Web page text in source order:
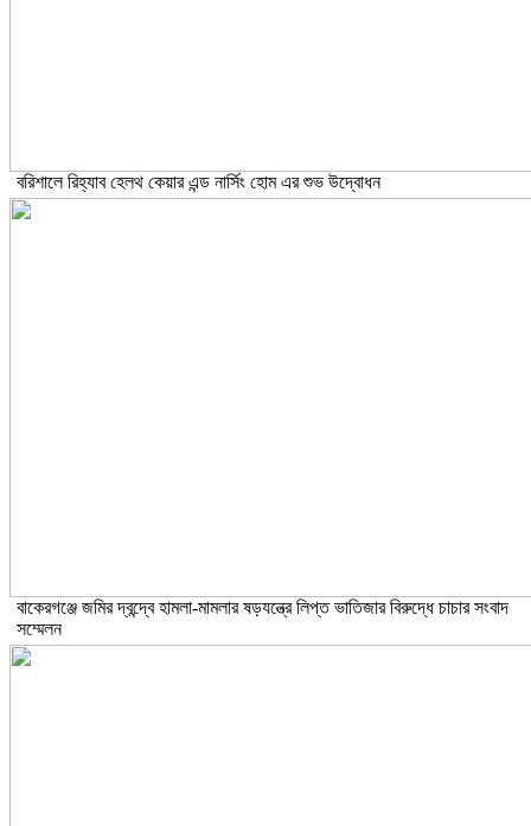
বরিশালে রিহ্যাব হেলথ কেয়ার এন্ড নার্সিং হোম এর শুভ উদ্বোধন
বাকেরগঞ্জে জমির দ্বন্দ্বে হামলা-মামলার ষড়যন্ত্রে লিপ্ত ভাতিজার বিরুদ্ধে চাচার সংবাদ
সম্মেলন